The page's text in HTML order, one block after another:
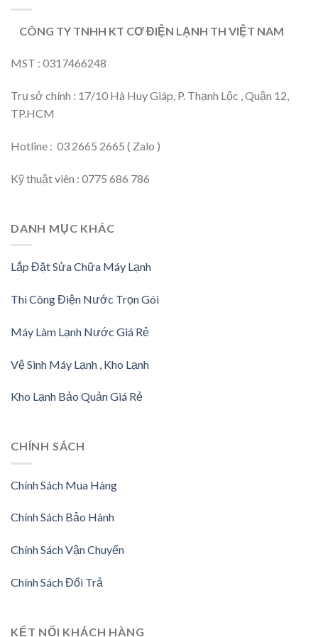
CÔNG TY TNHH KT CƠ ĐIỆN LẠNH TH VIỆT NAM
MST : 0317466248
Trụ sở chính : 17/10 Hà Huy Giáp, P. Thạnh Lộc , Quận 12,
TP.HCM
Hotline : 03 2665 2665 ( Zalo )
Kỹ thuật viên : 0775 686 786
DANH MỤC KHÁC
Lắp Đặt Sửa Chữa Máy Lạnh
Thi Công Điện Nước Trọn Gói
Máy Làm Lạnh Nước Giá Rẻ
Vệ Sinh Máy Lạnh , Kho Lạnh
Kho Lạnh Bảo Quản Giá Rẻ
CHÍNH SÁCH
Chính Sách Mua Hàng
Chính Sách Bảo Hành
Chính Sách Vận Chuyển
Chính Sách Đổi Trả
KẾT NỐI KHÁCH HÀNG